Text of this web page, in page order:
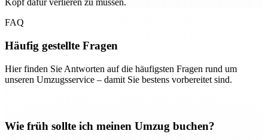
Kopf dafür verlieren zu müssen.
FAQ
Häufig gestellte Fragen
Hier finden Sie Antworten auf die häufigsten Fragen rund um
unseren Umzugsservice – damit Sie bestens vorbereitet sind.
Wie früh sollte ich meinen Umzug buchen?